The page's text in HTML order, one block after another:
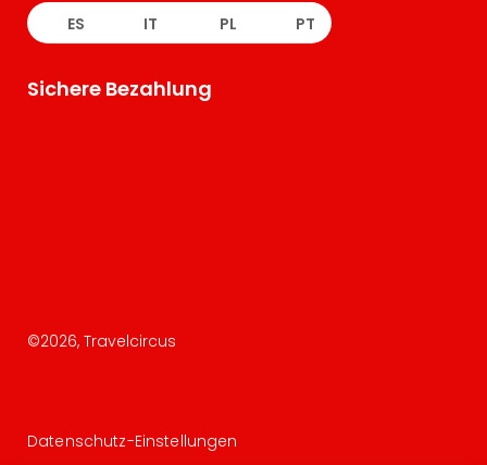
ES IT PL PT
Sichere Bezahlung
©2026, Travelcircus
Datenschutz-Einstellungen